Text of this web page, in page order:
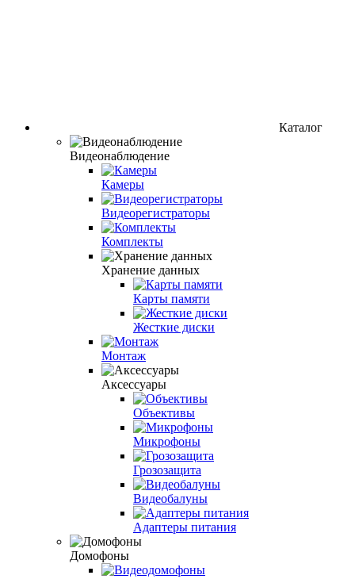
Каталог
Видеонаблюдение
Камеры
Видеорегистраторы
Комплекты
Хранение данных
Карты памяти
Жесткие диски
Монтаж
Аксессуары
Объективы
Микрофоны
Грозозащита
Видеобалуны
Адаптеры питания
Домофоны